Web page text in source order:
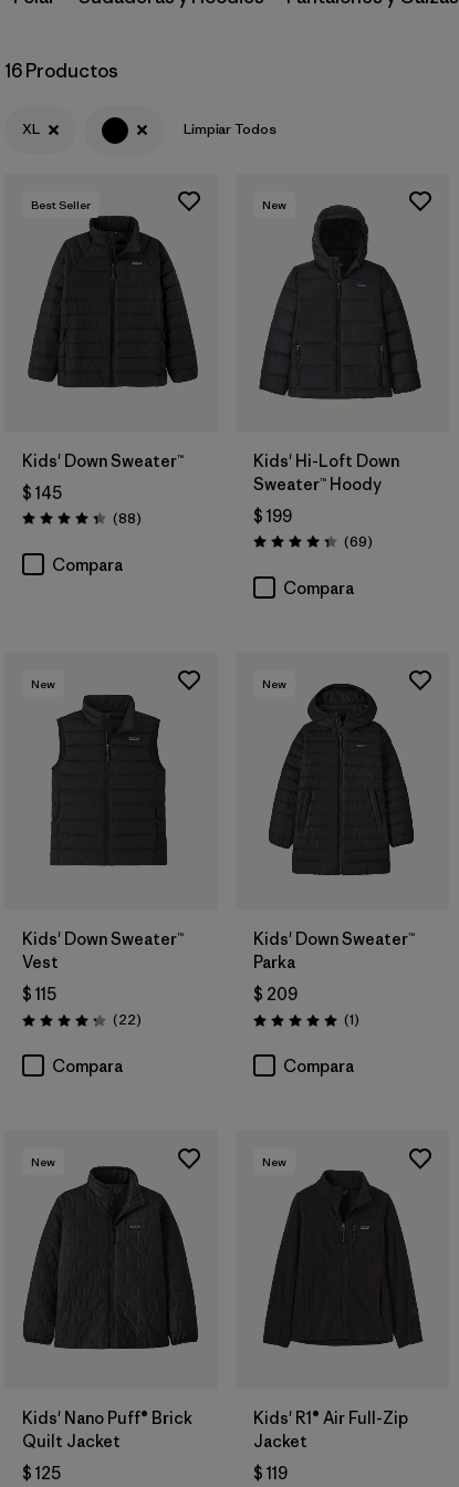
& Fabric
16 Productos
XL Limpiar Todos
Best Seller
Kids' Down Sweater™
$ 145
Valoración: 4.3 / 5
(88Comentarios
)
Compara
New
Kids' Hi-Loft Down
Sweater™ Hoody
$ 199
Valoración: 4.3 / 5
(69Comentarios
)
Compara
New
Kids' Down Sweater™
Vest
$ 115
Valoración: 4.3 / 5
(22Comentarios
)
Compara
New
Kids' Down Sweater™
Parka
$ 209
Valoración: 5.0 / 5
(1Comentarios
)
Compara
New
Kids' Nano Puff® Brick
Quilt Jacket
$ 125
New
Kids' R1® Air Full-Zip
Jacket
$ 119